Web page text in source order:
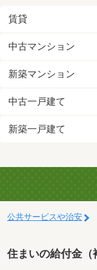
賃貸
中古マンション
新築マンション
中古一戸建て
新築一戸建て
公共サービスや治安
住まいの給付金（